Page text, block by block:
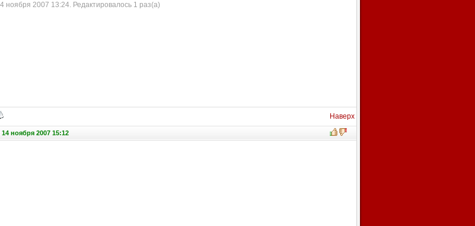
2007 13:24. Редактировалось 1 раз(а)
Наверх
ноября 2007 15:12